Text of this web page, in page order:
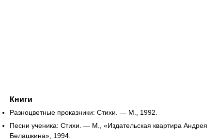
Книги
Разноцветные проказники: Стихи. — М., 1992.
Песни ученика: Стихи. — М., «Издательская квартира Андрея
Белашкина», 1994.